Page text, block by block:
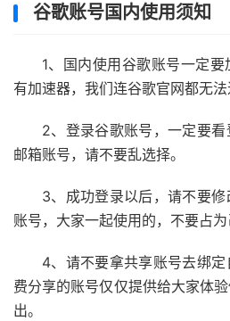
谷歌账号国内使用须知
1、国内使用谷歌账号一定
有加速器，我们连谷歌官网都无法
2、登录谷歌账号，一定要
邮箱账号，请不要乱选择。
3、成功登录以后，请不要
账号，大家一起使用的，不要占为
4、请不要拿共享账号去绑
费分享的账号仅仅提供给大家体
出。